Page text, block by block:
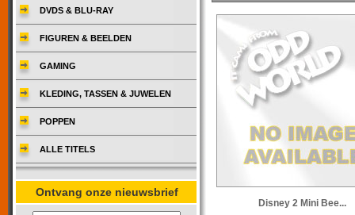
Disney 2 Mini Bee...
DVDS & BLU-RAY
FIGUREN & BEELDEN
GAMING
KLEDING, TASSEN & JUWELEN
POPPEN
ALLE TITELS
Ontvang onze nieuwsbrief